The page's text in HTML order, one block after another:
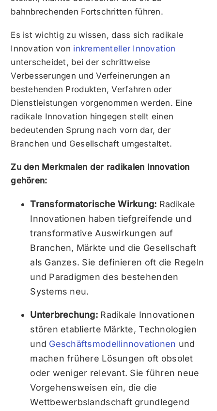
bahnbrechenden Fortschritten führen.
Es ist wichtig zu wissen, dass sich radikale
Innovation von inkrementeller Innovation
unterscheidet, bei der schrittweise
Verbesserungen und Verfeinerungen an
bestehenden Produkten, Verfahren oder
Dienstleistungen vorgenommen werden. Eine
radikale Innovation hingegen stellt einen
bedeutenden Sprung nach vorn dar, der
Branchen und Gesellschaft umgestaltet.
Zu den Merkmalen der radikalen Innovation
gehören:
Transformatorische Wirkung: Radikale
Innovationen haben tiefgreifende und
transformative Auswirkungen auf
Branchen, Märkte und die Gesellschaft
als Ganzes. Sie definieren oft die Regeln
und Paradigmen des bestehenden
Systems neu.
Unterbrechung: Radikale Innovationen
stören etablierte Märkte, Technologien
und Geschäftsmodellinnovationen und
machen frühere Lösungen oft obsolet
oder weniger relevant. Sie führen neue
Vorgehensweisen ein, die die
Wettbewerbslandschaft grundlegend